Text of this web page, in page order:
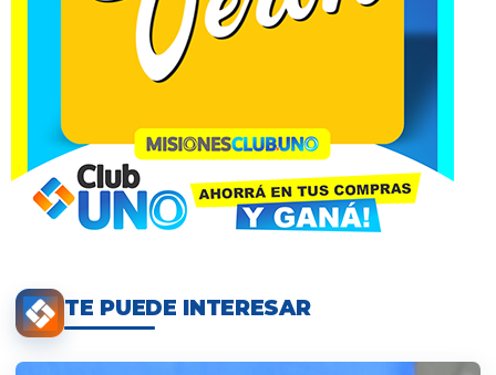
TE PUEDE INTERESAR